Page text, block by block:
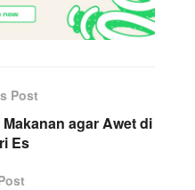
Post
agar Awet di
Es